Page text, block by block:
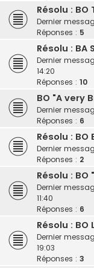
Résolu :
Dernier
Réponses : 5
Résolu : BA
Dernier
14:20
Réponses : 10
BO "A very
Dernier
Réponses : 6
Résolu : BO
Dernier
Réponses : 2
Résolu :
Dernier
11:40
Réponses : 6
Résolu :
Dernier
19:03
Réponses : 3